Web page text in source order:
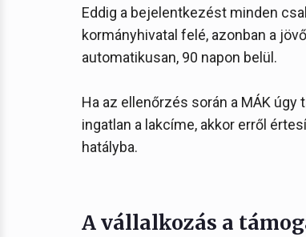
Eddig a bejelentkezést minden
kormányhivatal felé, azonban a
automatikusan, 90 napon belül.
Ha az ellenőrzés során a MÁK úgy
ingatlan a lakcíme, akkor erről
hatályba.
A vállalkozás a